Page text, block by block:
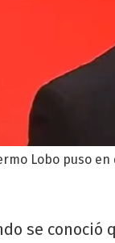
Lobo puso
se conoció